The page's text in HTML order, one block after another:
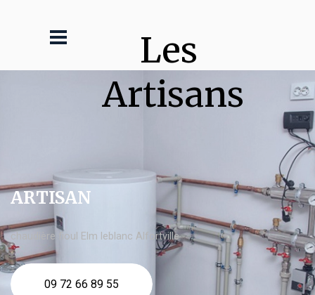
Les
Artisans
ARTISAN
chaudière fioul Elm leblanc Alfortville
09 72 66 89 55